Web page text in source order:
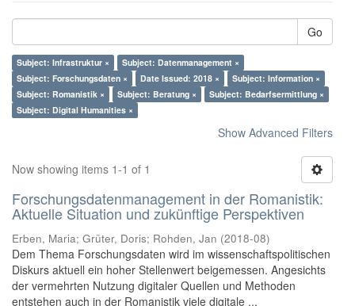
Go
Subject: Infrastruktur ×
Subject: Datenmanagement ×
Subject: Forschungsdaten ×
Date Issued: 2018 ×
Subject: Information ×
Subject: Romanistik ×
Subject: Beratung ×
Subject: Bedarfsermittlung ×
Subject: Digital Humanities ×
Show Advanced Filters
Now showing items 1-1 of 1
Forschungsdatenmanagement in der Romanistik:
Aktuelle Situation und zukünftige Perspektiven
Erben, Maria; Grüter, Doris; Rohden, Jan (2018-08)
Dem Thema Forschungsdaten wird im wissenschaftspolitischen
Diskurs aktuell ein hoher Stellenwert beigemessen. Angesichts
der vermehrten Nutzung digitaler Quellen und Methoden
entstehen auch in der Romanistik viele digitale ...